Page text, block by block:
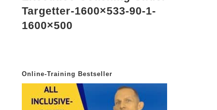
Targetter-1600×533-90-1-
1600×500
Online-Training Bestseller